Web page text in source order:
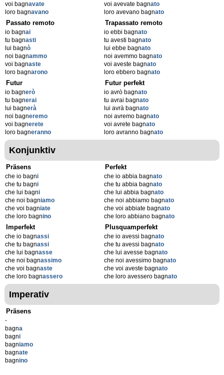
voi bagnavate
loro bagnavano
voi avevate bagnato
loro avevano bagnato
Passato remoto
io bagnai
tu bagnasti
lui bagnò
noi bagnammo
voi bagnaste
loro bagnarono
Trapassato remoto
io ebbi bagnato
tu avesti bagnato
lui ebbe bagnato
noi avemmo bagnato
voi aveste bagnato
loro ebbero bagnato
Futur
io bagnerò
tu bagnerai
lui bagnerà
noi bagneremo
voi bagnerete
loro bagneranno
Futur perfekt
io avrò bagnato
tu avrai bagnato
lui avrà bagnato
noi avremo bagnato
voi avrete bagnato
loro avranno bagnato
Konjunktiv
Präsens
che io bagni
che tu bagni
che lui bagni
che noi bagniamo
che voi bagniate
che loro bagnino
Perfekt
che io abbia bagnato
che tu abbia bagnato
che lui abbia bagnato
che noi abbiamo bagnato
che voi abbiate bagnato
che loro abbiano bagnato
Imperfekt
che io bagnassi
che tu bagnassi
che lui bagnasse
che noi bagnassimo
che voi bagnaste
che loro bagnassero
Plusquamperfekt
che io avessi bagnato
che tu avessi bagnato
che lui avesse bagnato
che noi avessimo bagnato
che voi aveste bagnato
che loro avessero bagnato
Imperativ
Präsens
-
bagna
bagni
bagniamo
bagnate
bagnino